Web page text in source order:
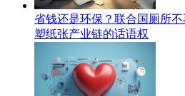
省钱还是环保？联合国厕所
塑纸张产业链的话语权